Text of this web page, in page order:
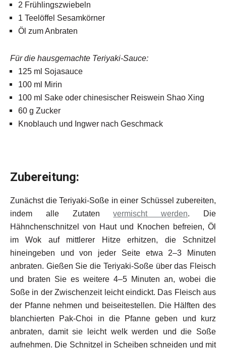
2 Frühlingszwiebeln
1 Teelöffel Sesamkörner
Öl zum Anbraten
Für die hausgemachte Teriyaki-Sauce:
125 ml Sojasauce
100 ml Mirin
100 ml Sake oder chinesischer Reiswein Shao Xing
60 g Zucker
Knoblauch und Ingwer nach Geschmack
Zubereitung:
Zunächst die Teriyaki-Soße in einer Schüssel zubereiten,
indem alle Zutatenvermischt werden. Die
Hähnchenschnitzel von Haut und Knochen befreien, Öl
im Wok auf mittlerer Hitze erhitzen, die Schnitzel
hineingeben und von jeder Seite etwa 2–3 Minuten
anbraten. Gießen Sie die Teriyaki-Soße über das Fleisch
und braten Sie es weitere 4–5 Minuten an, wobei die
Soße in der Zwischenzeit leicht eindickt. Das Fleisch aus
der Pfanne nehmen und beiseitestellen. Die Hälften des
blanchierten Pak-Choi in die Pfanne geben und kurz
anbraten, damit sie leicht welk werden und die Soße
aufnehmen. Die Schnitzel in Scheiben schneiden und mit